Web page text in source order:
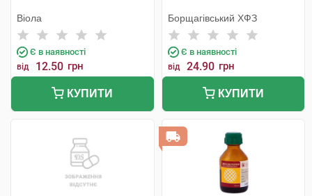
Віола
Є в наявності
від 12.50 грн
КУПИТИ
Борщагівський ХФЗ
Є в наявності
від 24.90 грн
КУПИТИ